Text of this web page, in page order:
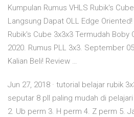
Kumpulan Rumus VHLS Rubik's
Langsung Dapat OLL Edge
Rubik's Cube 3x3x3 Termudah Boby
2020. Rumus PLL 3x3. September
Kalian Beli! Review …
Jun 27, 2018 · tutorial belajar rubik
seputar 8 pll paling mudah di
2. Ub perm 3. H perm 4. Z perm 5.